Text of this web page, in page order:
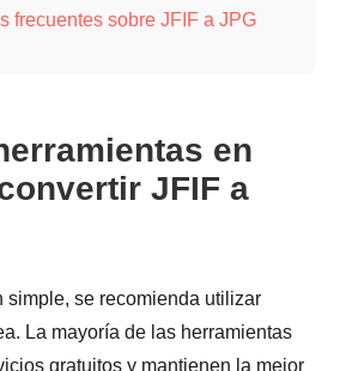
frecuentes sobre JFIF a JPG
en
JFIF a
simple, se recomienda utilizar
La mayoría de las herramientas
gratuitos y mantienen la mejor